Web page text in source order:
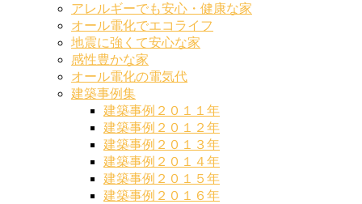
アレルギーでも安心・健康な家
オール電化でエコライフ
地震に強くて安心な家
感性豊かな家
オール電化の電気代
建築事例集
建築事例２０１１年
建築事例２０１２年
建築事例２０１３年
建築事例２０１４年
建築事例２０１５年
建築事例２０１６年